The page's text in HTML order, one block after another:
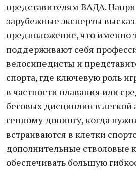
представителям ВАДА.
зарубежные эксперты
предположение, что именно
поддерживают себя
велосипедисты и
спорта, где ключевую роль
в частности плавания или
беговых дисциплин в легкой
генному допингу, когда
встраиваются в клетки
дополнительные стволовые
обеспечивать большую